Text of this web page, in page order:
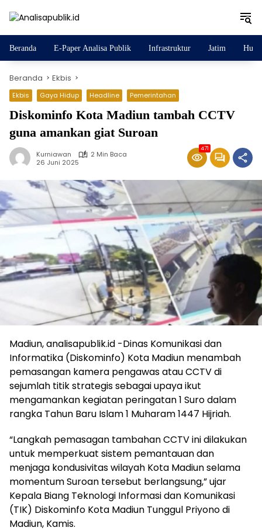
Beranda E-Paper Analisa Publik Infrastruktur Jatim
Beranda Ekbis
Ekbis Gaya Hidup Headline Pemerintahan
Diskominfo Kota Madiun tambah CCTV
guna amankan giat Suroan
Kurniawan
2 Min Baca
26 Juni 2025
471
Madiun, analisapublik.id -Dinas Komunikasi dan
Informatika (Diskominfo) Kota Madiun menambah
pemasangan kamera pengawas atau CCTV di
sejumlah titik strategis sebagai upaya ikut
mengamankan kegiatan peringatan 1 Suro dalam
rangka Tahun Baru Islam 1 Muharam 1447 Hijriah.
“Langkah pemasagan tambahan CCTV ini dilakukan
untuk memperkuat sistem pemantauan dan
menjaga kondusivitas wilayah Kota Madiun selama
momentum Suroan tersebut berlangsung,” ujar
Kepala Biang Teknologi Informasi dan Komunikasi
(TIK) Diskominfo Kota Madiun Tunggul Priyono di
Madiun, Kamis.